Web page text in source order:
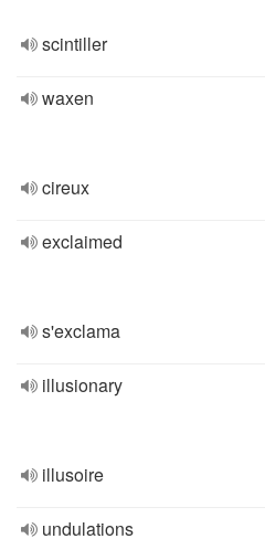
scintiller
waxen
cireux
exclaimed
s'exclama
illusionary
illusoire
undulations